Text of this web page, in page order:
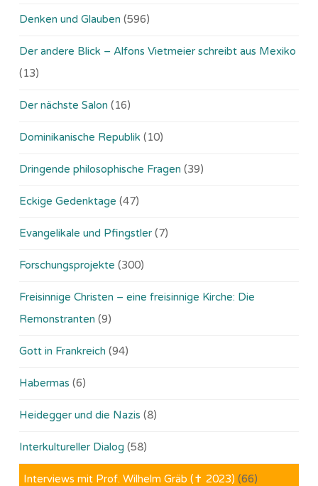
Denken und Glauben (596)
Der andere Blick – Alfons Vietmeier schreibt aus Mexiko
(13)
Der nächste Salon (16)
Dominikanische Republik (10)
Dringende philosophische Fragen (39)
Eckige Gedenktage (47)
Evangelikale und Pfingstler (7)
Forschungsprojekte (300)
Freisinnige Christen – eine freisinnige Kirche: Die
Remonstranten (9)
Gott in Frankreich (94)
Habermas (6)
Heidegger und die Nazis (8)
Interkultureller Dialog (58)
Interviews mit Prof. Wilhelm Gräb (✝ 2023) (66)